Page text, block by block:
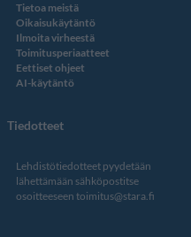
Tietoa meistä
Oikaisukäytäntö
Ilmoita virheestä
Toimitusperiaatteet
Eettiset ohjeet
AI-käytäntö
Tiedotteet
Lehdistötiedotteet pyydetään
lähettämään sähköpostitse
osoitteeseen toimitus@stara.fi